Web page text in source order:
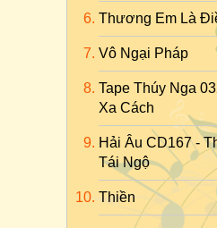
Thương Em Là
Vô Ngại Pháp
Tape Thúy Nga
Xa Cách
Hải Âu CD167 -
Tái Ngộ
Thiền